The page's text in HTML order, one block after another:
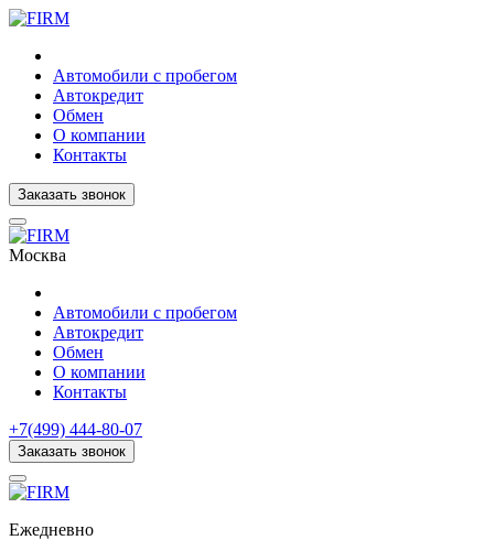
Автомобили с пробегом
Автокредит
Обмен
О компании
Контакты
Заказать звонок
Москва
Автомобили с пробегом
Автокредит
Обмен
О компании
Контакты
+7(499) 444-80-07
Заказать звонок
Ежедневно